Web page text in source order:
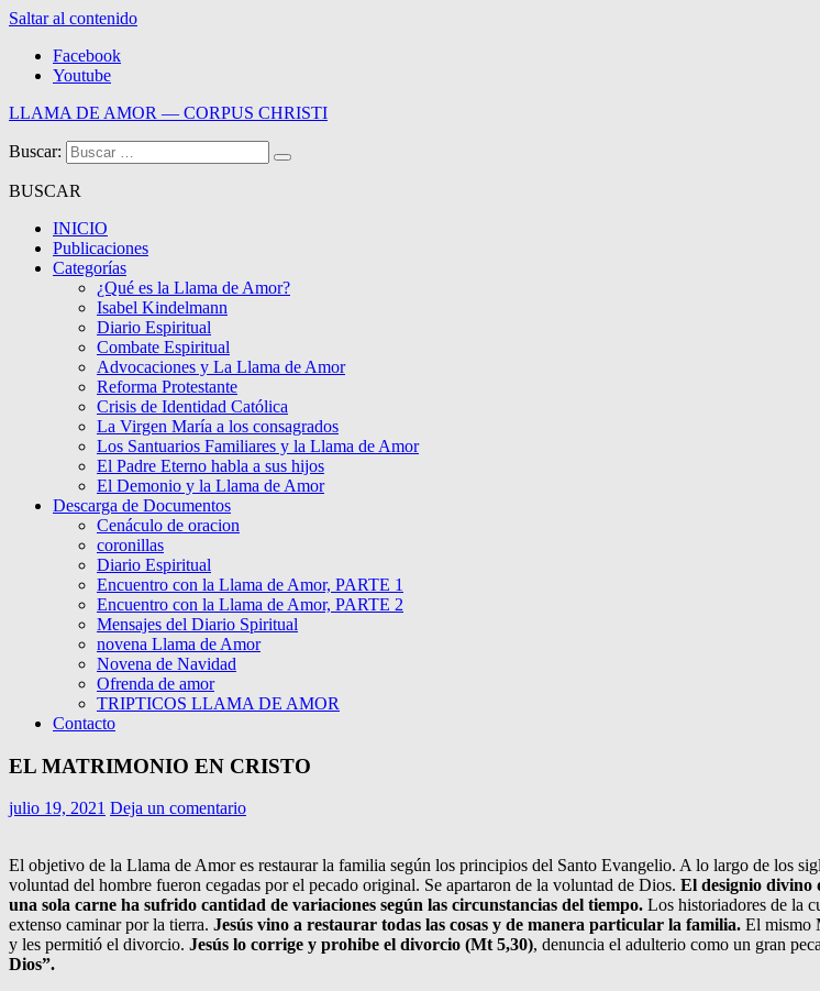
Saltar al contenido
Facebook
Youtube
LLAMA DE AMOR — CORPUS CHRISTI
Blog de la Llama de Amor
Buscar:
BUSCAR
INICIO
Publicaciones
Categorías
¿Qué es la Llama de Amor?
Isabel Kindelmann
Diario Espiritual
Combate Espiritual
Advocaciones y La Llama de Amor
Reforma Protestante
Crisis de Identidad Católica
La Virgen María a los consagrados
Los Santuarios Familiares y la Llama de Amor
El Padre Eterno habla a sus hijos
El Demonio y la Llama de Amor
Descarga de Documentos
Cenáculo de oracion
coronillas
Diario Espiritual
Encuentro con la Llama de Amor, PARTE 1
Encuentro con la Llama de Amor, PARTE 2
Mensajes del Diario Spiritual
novena Llama de Amor
Novena de Navidad
Ofrenda de amor
TRIPTICOS LLAMA DE AMOR
Contacto
EL MATRIMONIO EN CRISTO
julio 19, 2021 Deja un comentario
El objetivo de la Llama de Amor es restaurar la familia según los principios del Santo Evangelio. A lo largo de los
voluntad del hombre fueron cegadas por el pecado original. Se apartaron de la voluntad de Dios. El designio divino
una sola carne ha sufrido cantidad de variaciones según las circunstancias del tiempo. Los historiadores de la
extenso caminar por la tierra. Jesús vino a restaurar todas las cosas y de manera particular la familia. El mismo
y les permitió el divorcio. Jesús lo corrige y prohibe el divorcio (Mt 5,30), denuncia el adulterio como un gran
Dios”.